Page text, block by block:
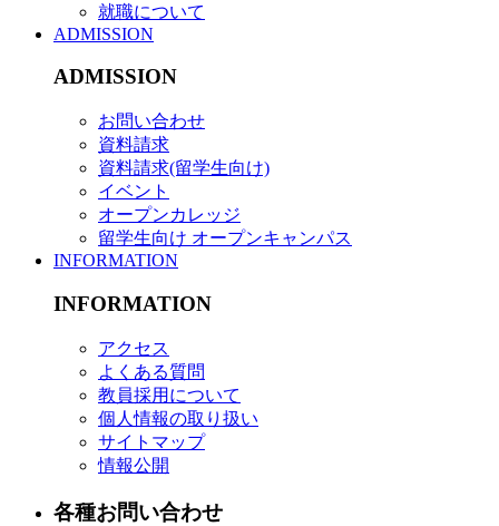
就職について
ADMISSION
ADMISSION
お問い合わせ
資料請求
資料請求(留学生向け)
イベント
オープンカレッジ
留学生向け オープンキャンパス
INFORMATION
INFORMATION
アクセス
よくある質問
教員採用について
個人情報の取り扱い
サイトマップ
情報公開
各種お問い合わせ